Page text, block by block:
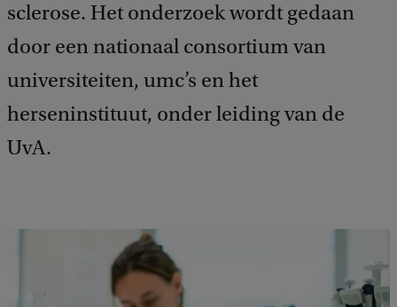
sclerose. Het onderzoek wordt gedaan
door een nationaal consortium van
universiteiten, umc’s en het
herseninstituut, onder leiding van de
UvA.